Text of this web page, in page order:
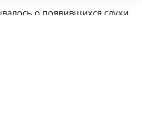
о появившихся слухи